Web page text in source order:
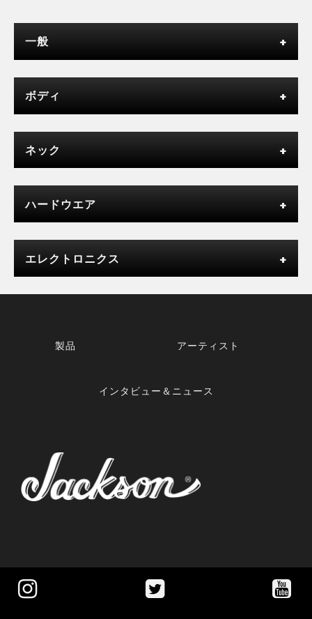
一般
ボディ
ネック
ハードウエア
エレクトロニクス
製品 アーティスト
インタビュー＆ニュース